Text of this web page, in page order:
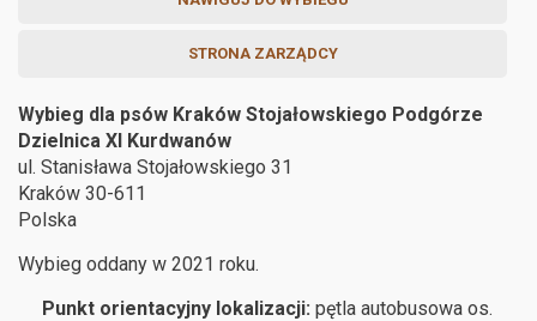
STRONA ZARZĄDCY
Wybieg dla psów Kraków Stojałowskiego Podgórze
Dzielnica XI Kurdwanów
ul. Stanisława Stojałowskiego 31
Kraków 30-611
Polska
Wybieg oddany w 2021 roku.
Punkt orientacyjny lokalizacji: pętla autobusowa os.